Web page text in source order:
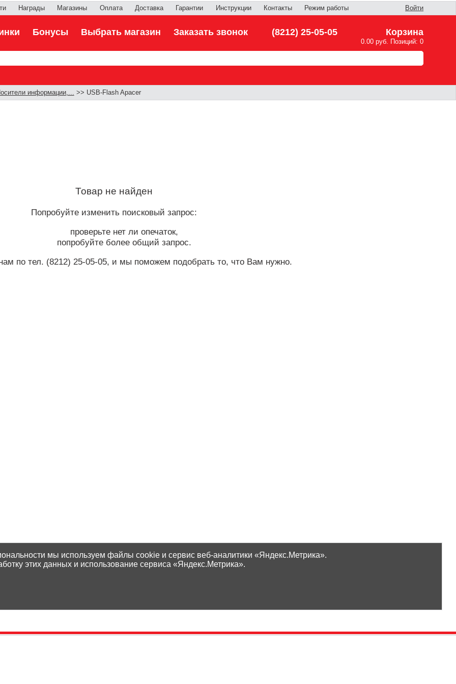
Награды Магазины Оплата Доставка Гарантии Инструкции Контакты Режим работы Войти
Бонусы Выбрать магазин Заказать звонок (8212) 25-05-05 Корзина
0.00 руб. Позиций: 0
информации,... >> USB-Flash Apacer
Товар не найден
Попробуйте изменить поисковый запрос:
проверьте нет ли опечаток,
попробуйте более общий запрос.
по тел. (8212) 25-05-05, и мы поможем подобрать то, что Вам нужно.
мы используем файлы cookie и сервис веб-аналитики «Яндекс.Метрика».
этих данных и использование сервиса «Яндекс.Метрика».